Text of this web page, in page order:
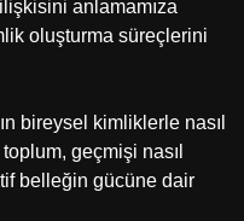
anlamamıza
oluşturma süreçlerini
bireysel kimliklerle nasıl
geçmişi nasıl
belleğin gücüne dair